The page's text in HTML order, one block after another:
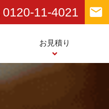
お見積り
0120-11-4021 email